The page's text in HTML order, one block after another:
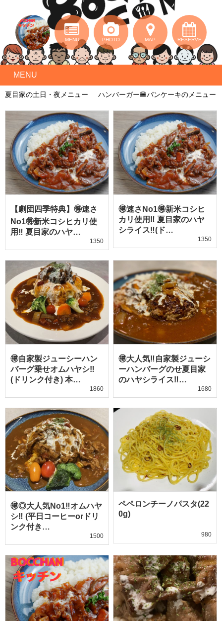
MENU PHOTO MAP RESERVE
MENU
夏目家の土日・夜メニュー ハンバーガー🍔パンケーキのメニュー
【劇団四季特典】🉐速さ
No1🉐新米コシヒカリ使
用‼️ 夏目家のハヤ…
1350
🉐速さNo1🉐新米コシヒ
カリ使用‼️ 夏目家のハヤ
シライス‼️(ド…
1350
🉐自家製ジューシーハン
バーグ乗せオムハヤシ‼️
(ドリンク付き) 本…
1860
🉐大人気‼️自家製ジューシ
ーハンバーグのせ夏目家
のハヤシライス‼️…
1680
🉐◎大人気No1‼️オムハヤ
シ‼️ (平日コーヒーorドリ
ンク付き…
1500
ペペロンチーノパスタ(22
0g)
980